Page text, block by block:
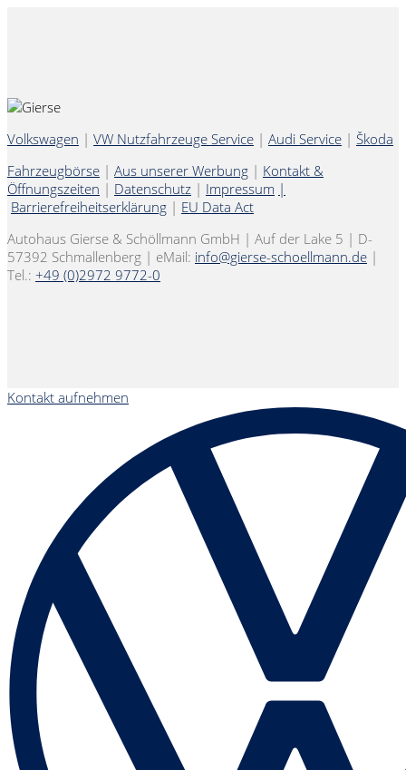
Volkswagen | VW Nutzfahrzeuge Service | Audi Service | Škoda
Fahrzeugbörse | Aus unserer Werbung | Kontakt &
Öffnungszeiten | Datenschutz | Impressum |
Barrierefreiheitserklärung | EU Data Act
Autohaus Gierse & Schöllmann GmbH | Auf der Lake 5 | D-
57392 Schmallenberg | eMail: info@gierse-schoellmann.de |
Tel.: +49 (0)2972 9772-0
Kontakt aufnehmen